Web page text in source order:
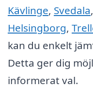
Kävlinge, Svedala
Helsingborg,
kan du enkelt
Detta ger dig
informerat val.